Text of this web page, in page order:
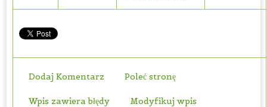
Dodaj Komentarz Poleć stronę
Wpis zawiera błędy Modyfikuj wpis